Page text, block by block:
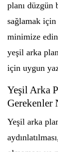
planı
sağlamak için
minimize
yeşil arka
için uygun
Yeşil Arka
Gerekenler
Yeşil arka